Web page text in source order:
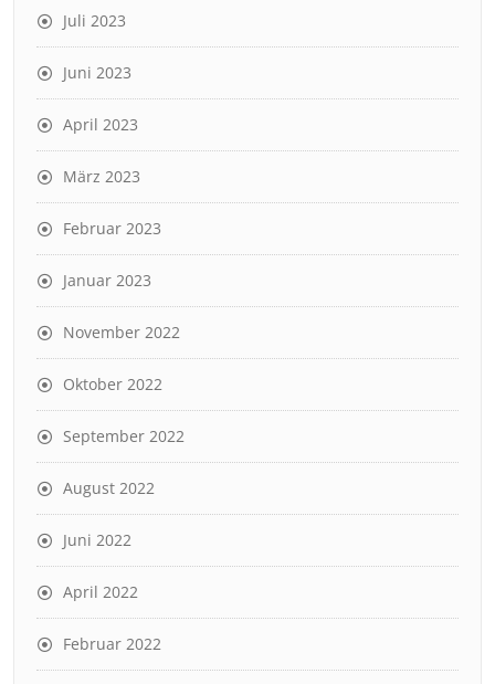
Juli 2023
Juni 2023
April 2023
März 2023
Februar 2023
Januar 2023
November 2022
Oktober 2022
September 2022
August 2022
Juni 2022
April 2022
Februar 2022